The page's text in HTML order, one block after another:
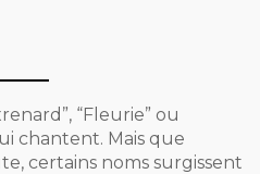
“Fleurie” ou
chantent. Mais que
certains noms surgissent